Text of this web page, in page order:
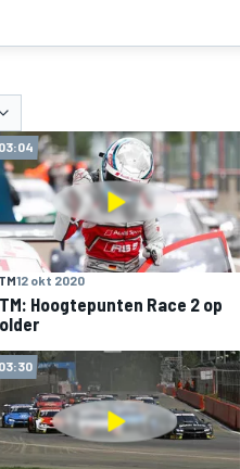
03:04
12 okt 2020
Hoogtepunten Race 2 op
03:30